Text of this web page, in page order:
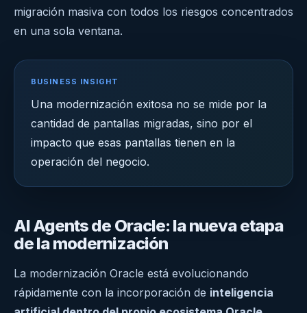
migración masiva con todos los riesgos concentrados
en una sola ventana.
BUSINESS INSIGHT
Una modernización exitosa no se mide por la
cantidad de pantallas migradas, sino por el
impacto que esas pantallas tienen en la
operación del negocio.
AI Agents de Oracle: la nueva etapa
de la modernización
La modernización Oracle está evolucionando
rápidamente con la incorporación de inteligencia